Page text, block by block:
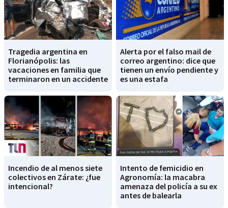
Tragedia argentina en
Florianópolis: las
vacaciones en familia que
terminaron en un accidente
Alerta por el falso mail de
correo argentino: dice que
tienen un envío pendiente y
es una estafa
Incendio de al menos siete
colectivos en Zárate: ¿fue
intencional?
Intento de femicidio en
Agronomía: la macabra
amenaza del policía a su ex
antes de balearla